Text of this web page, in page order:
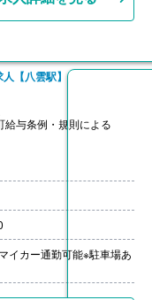
【八雲駅】
与条例・規則による
※前年度実績、初年度は
円/月）※片道2km以上の
％-1.03％）※前年度実績
イカー通勤可能※駐車場あ